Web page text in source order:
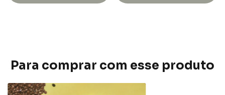
Para comprar com esse produto